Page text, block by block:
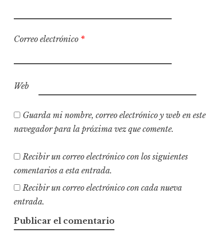
Correo electrónico *
Web
Guarda mi nombre, correo electrónico y web en este
navegador para la próxima vez que comente.
Recibir un correo electrónico con los siguientes
comentarios a esta entrada.
Recibir un correo electrónico con cada nueva
entrada.